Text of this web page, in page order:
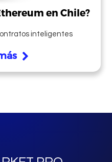
somos
en Chile?
inteligentes